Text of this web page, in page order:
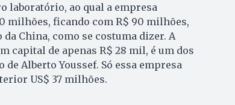
laboratório, ao qual a empresa
milhões, ficando com R$ 90 milhões,
China, como se costuma dizer. A
capital de apenas R$ 28 mil, é um dos
Alberto Youssef. Só essa empresa
US$ 37 milhões.